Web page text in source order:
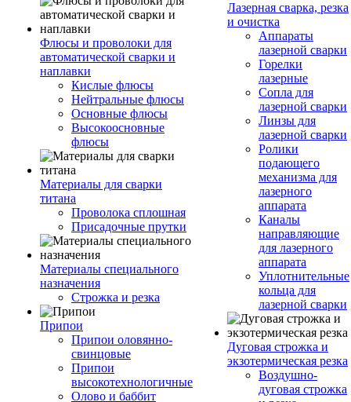
Флюсы и проволоки для
автоматической сварки и
наплавки
Кислые флюсы
Нейтральные флюсы
Основные флюсы
Высокоосновные
флюсы
Материалы для сварки
титана
Проволока сплошная
Присадочные прутки
Материалы специального
назначения
Строжка и резка
Припои
Припои оловянно-
свинцовые
Припои
высокотехнологичные
Олово и баббит
Лазерная сварка, резка
и очистка
Аппараты
лазерной сварки
Горелки
лазерные
Сопла для
лазерной сварки
Линзы для
лазерной сварки
Ролики
подающего
механизма для
лазерного
аппарата
Каналы
направляющие
для лазерного
аппарата
Уплотнительные
кольца для
лазерной сварки
Дуговая строжка и
экзотермическая резка
Воздушно-
дуговая строжка